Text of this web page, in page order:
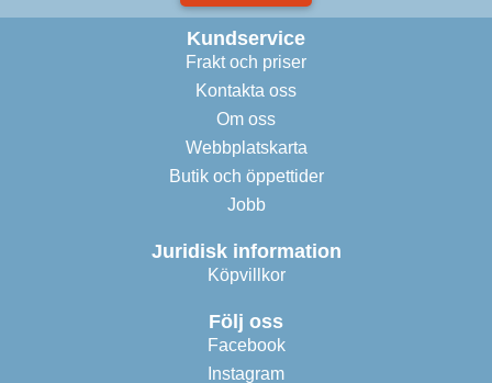
Kundservice
Frakt och priser
Kontakta oss
Om oss
Webbplatskarta
Butik och öppettider
Jobb
Juridisk information
Köpvillkor
Följ oss
Facebook
Instagram